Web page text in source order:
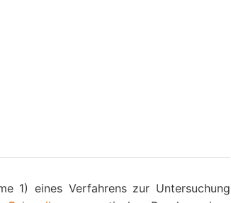
1) eines Verfahrens zur Untersuchung